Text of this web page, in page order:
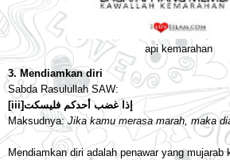
api kemarahan
3. Mendiamkan diri
Sabda Rasulullah SAW:
إذا غضب أحدكم فليسكت[iii]
Maksudnya:Jika kamu merasa marah, maka
Mendiamkan diri adalah penawar yang mujarab